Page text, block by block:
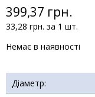
399,37 грн.
33,28 грн. за 1 шт.
Немає в наявності
Діаметр: